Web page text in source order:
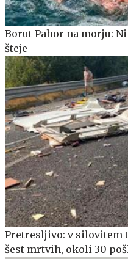
Borut Pahor na morju:
šteje
Pretresljivo: v silovitem
šest mrtvih, okoli 30